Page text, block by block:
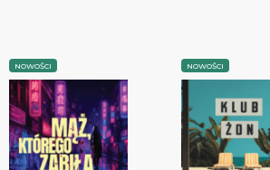
NOWOŚCI NOWOŚCI